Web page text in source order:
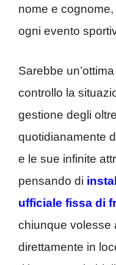
nome e
ogni evento
Sarebbe
controllo la
gestione degli
quotidianamente
e le sue infinite
pensando di
ufficiale fissa di
chiunque volesse
direttamente in